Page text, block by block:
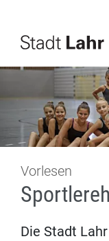
Vorlesen
Die Stadt